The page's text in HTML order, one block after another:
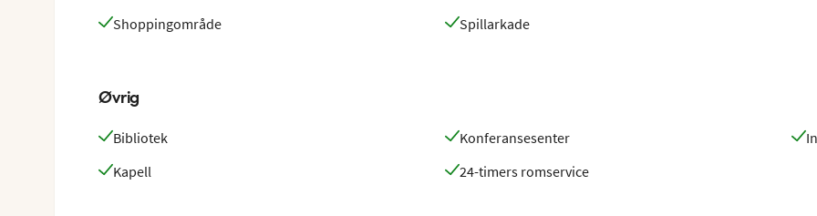
Shoppingområde
Spillarkade
Øvrig
Bibliotek Konferansesenter
Kapell
24-timers romservice